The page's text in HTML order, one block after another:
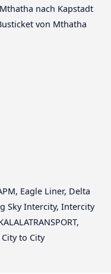
nach Kapstadt
von Mthatha
Eagle Liner, Delta
Sky Intercity, Intercity
to City